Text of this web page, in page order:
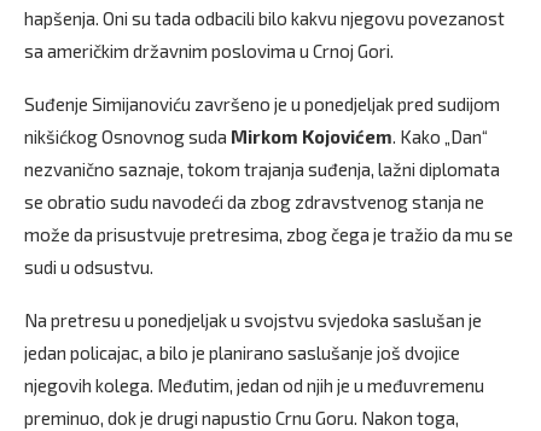
hapšenja. Oni su tada odbacili bilo kakvu njegovu povezanost
sa američkim državnim poslovima u Crnoj Gori.
Suđenje Simijanoviću završeno je u ponedjeljak pred sudijom
nikšićkog Osnovnog suda Mirkom Kojovićem. Kako „Dan“
nezvanično saznaje, tokom trajanja suđenja, lažni diplomata
se obratio sudu navodeći da zbog zdravstvenog stanja ne
može da prisustvuje pretresima, zbog čega je tražio da mu se
sudi u odsustvu.
Na pretresu u ponedjeljak u svojstvu svjedoka saslušan je
jedan policajac, a bilo je planirano saslušanje još dvojice
njegovih kolega. Međutim, jedan od njih je u međuvremenu
preminuo, dok je drugi napustio Crnu Goru. Nakon toga,